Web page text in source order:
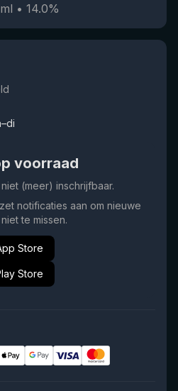
ml • 14.0%
voorraad
(meer) inschrijfbaar.
notificaties aan om nieuwe
te missen.
Store
Store